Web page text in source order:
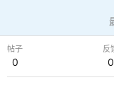
帖子
0
反
0